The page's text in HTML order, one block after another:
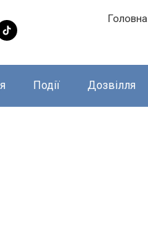
Головна
Події Дозвілля